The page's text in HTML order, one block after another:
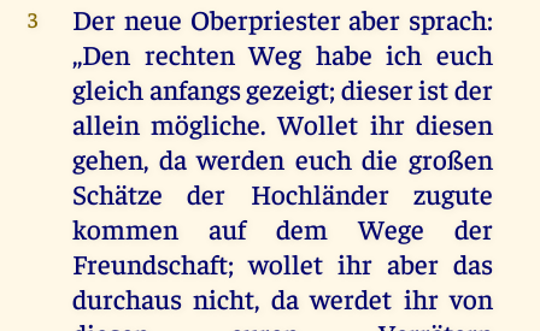
3
Der neue Oberpriester aber sprach:
,,Den rechten Weg habe ich euch
gleich anfangs gezeigt; dieser ist der
allein mögliche. Wollet ihr diesen
gehen, da werden euch die großen
Schätze der Hochländer zugute
kommen auf dem Wege der
Freundschaft; wollet ihr aber das
durchaus nicht, da werdet ihr von